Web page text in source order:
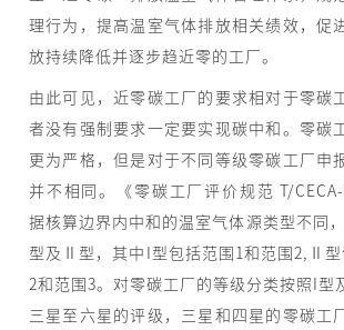
理行为，提高温室气体排放相关绩效，促
放持续降低并逐步趋近零的工厂。
由此可见，近零碳工厂的要求相对于零碳
者没有强制要求一定要实现碳中和。零碳
更为严格，但是对于不同等级零碳工厂申
并不相同。《零碳工厂评价规范 T/
据核算边界内中和的温室气体源类型不同
型及Ⅱ型，其中I型包括范围1和范围2,Ⅱ型
2和范围3。对零碳工厂的等级分类按照I
三星至六星的评级，三星和四星的零碳工